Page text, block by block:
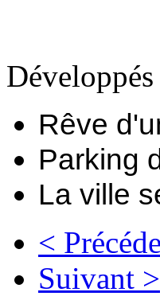
Rêve
Parking
La ville
<
Suivant >